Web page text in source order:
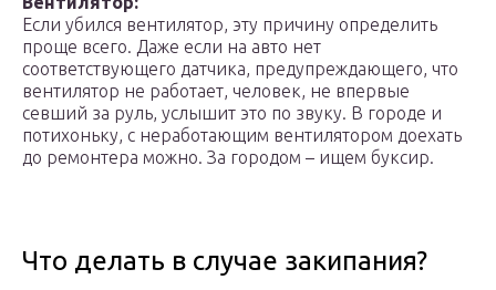
Если убился вентилятор, эту причину определить
проще всего. Даже если на авто нет
соответствующего датчика, предупреждающего, что
вентилятор не работает, человек, не впервые
севший за руль, услышит это по звуку. В городе и
потихоньку, с неработающим вентилятором доехать
до ремонтера можно. За городом – ищем буксир.
Что делать в случае закипания?